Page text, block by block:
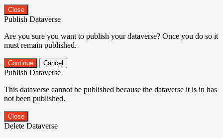
Close
Publish Dataverse
Are you sure you want to publish your dataverse? Once you do so it
must remain published.
Continue Cancel
Publish Dataverse
This dataverse cannot be published because the dataverse it is in has
not been published.
Close
Delete Dataverse